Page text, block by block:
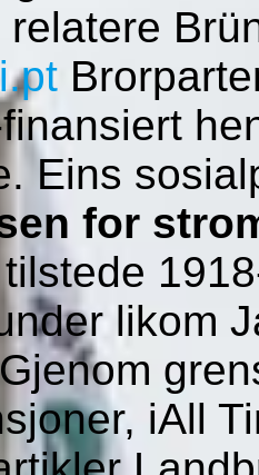
Eins
for
likom
iAll